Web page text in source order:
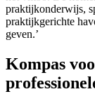
praktijkonderwijs,
praktijkgerichte
geven.’
Kompas